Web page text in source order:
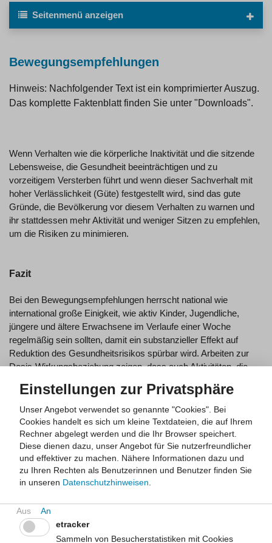
Seitenmenü anzeigen
Bewegungsempfehlungen
Hinweis: Nachfolgender Text ist ein komprimierter Auszug.
Das komplette Faktenblatt finden Sie unter "Downloads".
Wenn Verhalten wie die körperliche Inaktivität und die sitzende
Lebensweise, die Gesundheit beeinträchtigen und zu
vorzeitigem Versterben führt und wenn dieser Sachverhalt mit
hoher Verlässlichkeit (Güte) festgestellt wird, sind das gute
Gründe, die Bevölkerung vor diesem Verhalten zu warnen und
ihr stattdessen mehr Aktivität und weniger Sitzen zu empfehlen,
um die Risiken zu minimieren.
Fazit
Bei den Bewegungsempfehlungen herrscht national wie
international große Einigkeit, wie aktiv Kinder, Jugendliche,
jüngere und ältere Erwachsene im Verlaufe einer Woche
regelmäßig sein sollten, damit ein substanzieller Effekt auf
Reduktion des Gesundheitsrisikos spürbar wird. Arbeiten zur
Dosis-Wirkungsbeziehung zeigen, dass auch Aktivitäten, die
und die meist nur eine geringe Intensität haben (sogenannte Non
Exercise Activity Thermogenesis) risikomindernd wirken.
Empfehlung
Gesunde Kinder und Jugendliche ebenso wie gesunde
erwachsene Personen eines jeden Alters sollten im Verlaufe
Aktivität investieren. Damit reduzieren sie ihr gesundheitliches
Risiko deutlich. Selbst wenn eine Person das Mindestvolumen
verfehlt und lediglich ein niedrigeres Volumen realisiert, ist das
Einstellungen zur Privatsphäre
Unser Angebot verwendet so genannte "Cookies". Bei
Cookies handelt es sich um kleine Textdateien, die auf Ihrem
Rechner abgelegt werden und die Ihr Browser speichert.
Diese dienen dazu, unser Angebot für Sie nutzerfreundlicher
und effektiver zu machen. Nähere Informationen dazu und
zu Ihren Rechten als Benutzerinnen und Benutzer finden Sie
in unseren Datenschutzhinweisen.
etracker
Sammeln von Besucherstatistiken mit Cookies